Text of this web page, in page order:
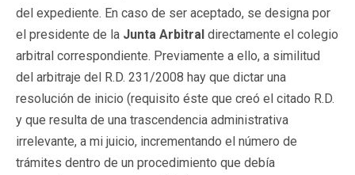
del expediente. En caso de ser aceptado, se designa por
el presidente de la Junta Arbitral directamente el colegio
arbitral correspondiente. Previamente a ello, a similitud
del arbitraje del R.D. 231/2008 hay que dictar una
resolución de inicio (requisito éste que creó el citado R.D.
y que resulta de una trascendencia administrativa
irrelevante, a mi juicio, incrementando el número de
trámites dentro de un procedimiento que debía